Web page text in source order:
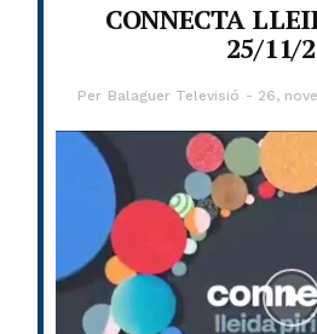
CONNECTA
25/11/
Per Balaguer Televisió 26,